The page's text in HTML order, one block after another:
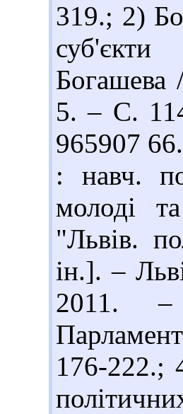
319.; 2)
5. – С.
965907
: навч.
молоді
"Львів.
ін.]. –
2011.
176-222.;